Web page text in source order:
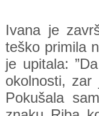
Ivana je
teško primila
je upitala:
okolnosti, zar
Pokušala